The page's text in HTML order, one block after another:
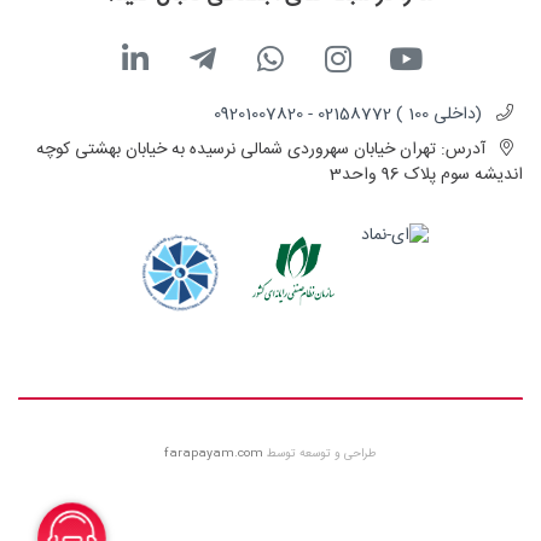
(داخلی 100 ) 02158772 - 09201007820
آدرس: تهران خیابان سهروردی شمالی نرسیده به خیابان بهشتی کوچه
اندیشه سوم پلاک 96 واحد3
طراحی و توسعه توسط farapayam.com